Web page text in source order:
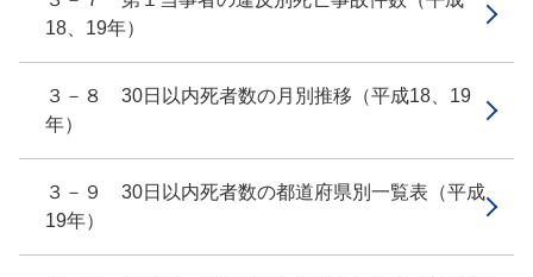
18、19年）
３－８ 30日以内死者数の月別推移（平成18、19
年）
３－９ 30日以内死者数の都道府県別一覧表（平成
19年）